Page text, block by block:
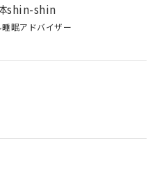
shin-shin
眠アドバイザー